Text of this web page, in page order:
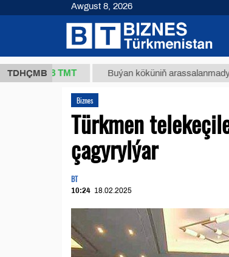
TDHÇMB
37,8 ТМТ Buýan köküniň arassalanmadyk
Biznes
Türkmen
çagyrylýar
BT
10:24 18.02.2025
Awgust 8, 2026